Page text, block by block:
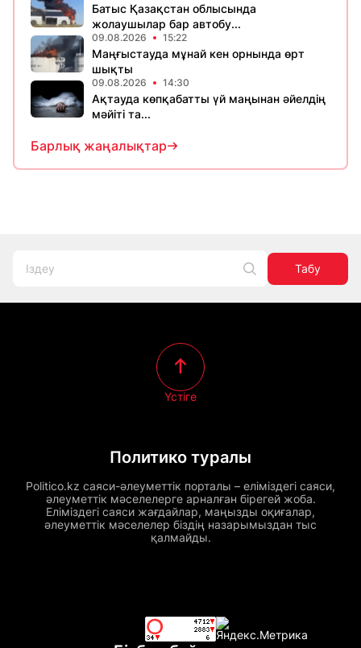
Батыс Қазақстан облысында
жолаушылар бар автобу...
09.08.2026 15:22
Маңғыстауда мұнай кен орнында өрт
шықты
09.08.2026 14:30
Ақтауда көпқабатты үй маңынан әйелдің
мәйіті та...
Барлық жаңалықтар
Табу
Политико туралы
Politico.kz саяси-әлеуметтік порталы – еліміздегі саяси,
әлеуметтік мәселелерге арналған бірегей жоба.
Еліміздегі саяси жағдайлар, маңызды оқиғалар,
әлеуметтік мәселелер біздің назарымыздан тыс
қалмайды.
Үстіге